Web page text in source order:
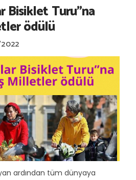
Bisiklet Turu”na
ödülü
ardından tüm dünyaya